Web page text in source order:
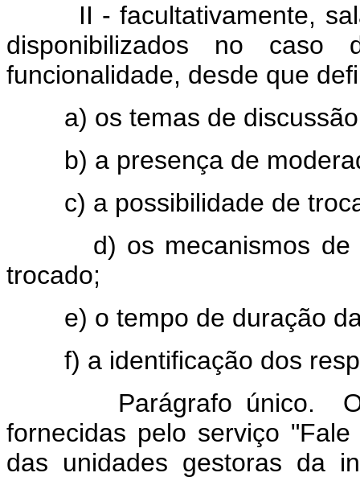
II - facultativamente,
disponibilizados no
funcionalidade, desde que
a) os temas de
b) a presença de
c) a possibilidade de
d) os mecanismos de
trocado;
e) o tempo de duração da
f) a identificação dos
Parágrafo único. O
fornecidas pelo serviço
das unidades gestoras da